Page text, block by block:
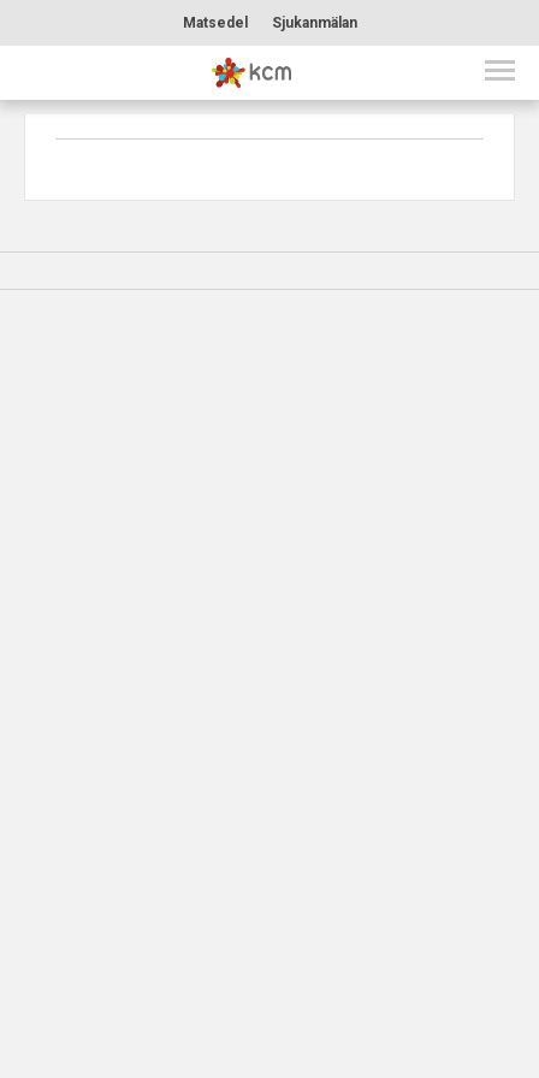
Matsedel Sjukanmälan